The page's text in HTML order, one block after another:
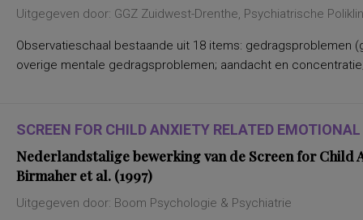
Rekenen/Wiskunde en Taalverzorging
taal- en rekenvaardigheden
drijfveren en talenten
(inter)persoonlijke waarden,
(verbale) geheugenfuncties
aandacht en concentratie bij het
verwerken van non-linguistische stimuli;
interferentie-effecten
aandacht, flexibiliteit
Uitgegeven door: GGZ Zuidwest-Drenthe, Psychiatrische
Observatieschaal bestaande uit 18 items:
overige mentale gedragsproblemen; aandacht en
SCREEN FOR CHILD ANXIETY RELATED
Nederlandstalige bewerking van de Screen for Child
Birmaher et al. (1997)
Uitgegeven door: Boom Psychologie & Psychiatrie